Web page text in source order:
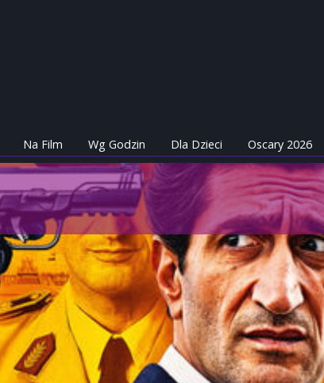
Na Film Wg Godzin Dla Dzieci Oscary 2026